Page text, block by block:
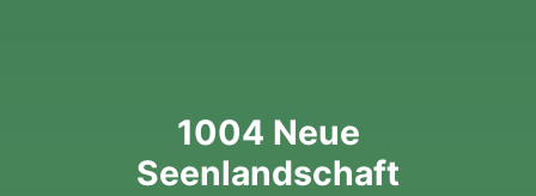
1004 Neue
Seenlandschaft